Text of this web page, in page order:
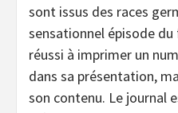
sont issus des races
sensationnel épisode du
réussi à imprimer un
dans sa présentation,
son contenu. Le journal